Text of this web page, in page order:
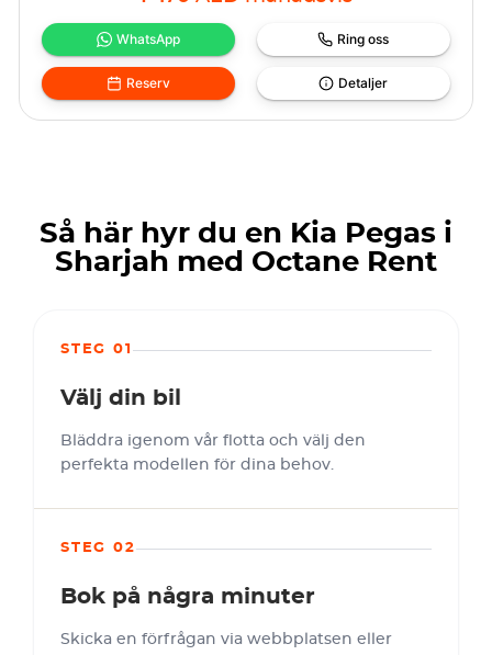
WhatsApp Ring oss
Reserv Detaljer
Så här hyr du en Kia Pegas i
Sharjah med Octane Rent
STEG 01
Välj din bil
Bläddra igenom vår flotta och välj den
perfekta modellen för dina behov.
STEG 02
Bok på några minuter
Skicka en förfrågan via webbplatsen eller